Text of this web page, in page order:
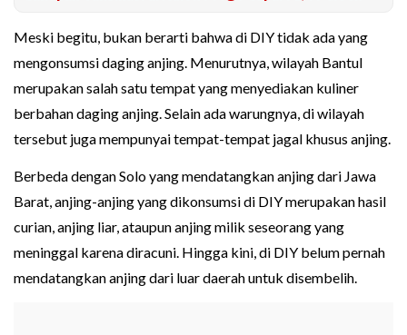
Meski begitu, bukan berarti bahwa di DIY tidak ada yang
mengonsumsi daging anjing. Menurutnya, wilayah Bantul
merupakan salah satu tempat yang menyediakan kuliner
berbahan daging anjing. Selain ada warungnya, di wilayah
tersebut juga mempunyai tempat-tempat jagal khusus anjing.
Berbeda dengan Solo yang mendatangkan anjing dari Jawa
Barat, anjing-anjing yang dikonsumsi di DIY merupakan hasil
curian, anjing liar, ataupun anjing milik seseorang yang
meninggal karena diracuni. Hingga kini, di DIY belum pernah
mendatangkan anjing dari luar daerah untuk disembelih.